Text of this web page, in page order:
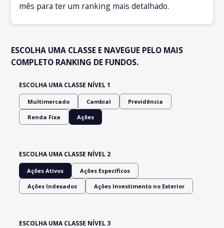
mês para ter um ranking mais detalhado.
ESCOLHA UMA CLASSE E NAVEGUE PELO MAIS
COMPLETO RANKING DE FUNDOS.
ESCOLHA UMA CLASSE NÍVEL 1
Multimercado Cambial Previdência
Renda Fixa Ações
ESCOLHA UMA CLASSE NÍVEL 2
Ações Ativos Ações Específicos
Ações Indexados Ações Investimento no Exterior
ESCOLHA UMA CLASSE NÍVEL 3